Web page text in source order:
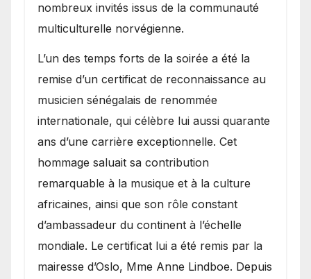
nombreux invités issus de la communauté
multiculturelle norvégienne.
​L’un des temps forts de la soirée a été la
remise d’un certificat de reconnaissance au
musicien sénégalais de renommée
internationale, qui célèbre lui aussi quarante
ans d’une carrière exceptionnelle. Cet
hommage saluait sa contribution
remarquable à la musique et à la culture
africaines, ainsi que son rôle constant
d’ambassadeur du continent à l’échelle
mondiale. Le certificat lui a été remis par la
mairesse d’Oslo, Mme Anne Lindboe. Depuis